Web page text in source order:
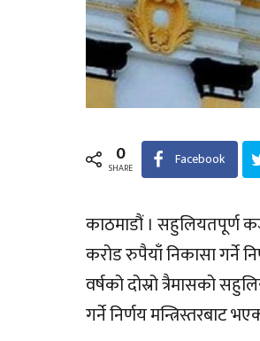
0
SHARE Facebook
काठमाडौं । सहुलियतपूर्ण
करोड रुपैयाँ निकासा गर्ने
वर्षको दोस्रो त्रैमासको
गर्ने निर्णय मन्त्रिस्तरबाट